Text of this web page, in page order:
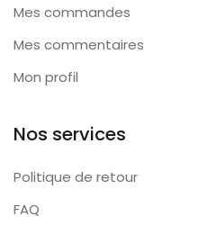
Mes commandes
Mes commentaires
Mon profil
Nos services
Politique de retour
FAQ